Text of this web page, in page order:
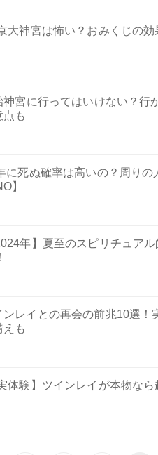
大神宮は怖い？おみくじの
神宮に行ってはいけない？行
点も
に死ぬ確率は高いの？周り
】
年】夏至のスピリチュア
ンレイとの再会の前兆10選！
えも
実体験】ツインレイが本物な